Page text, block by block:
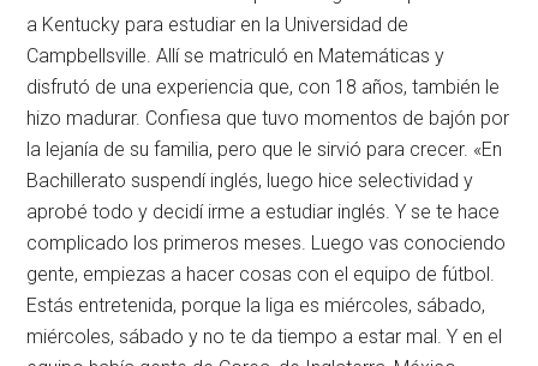
a Kentucky para estudiar en la Universidad de
Campbellsville. Allí se matriculó en Matemáticas y
disfrutó de una experiencia que, con 18 años, también le
hizo madurar. Confiesa que tuvo momentos de bajón por
la lejanía de su familia, pero que le sirvió para crecer. «En
Bachillerato suspendí inglés, luego hice selectividad y
aprobé todo y decidí irme a estudiar inglés. Y se te hace
complicado los primeros meses. Luego vas conociendo
gente, empiezas a hacer cosas con el equipo de fútbol.
Estás entretenida, porque la liga es miércoles, sábado,
miércoles, sábado y no te da tiempo a estar mal. Y en el